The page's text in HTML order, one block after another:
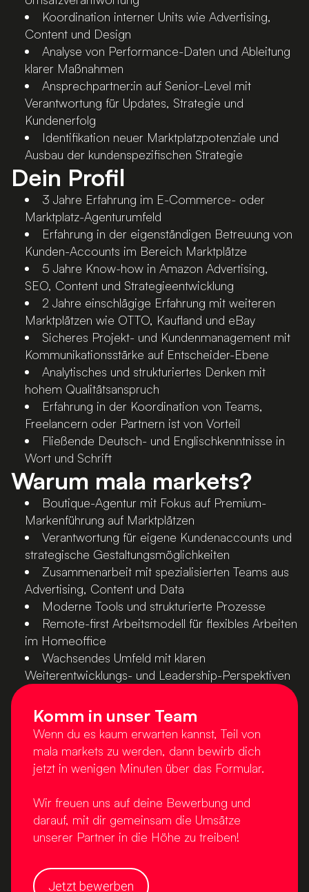
Koordination interner Units wie Advertising,
Content und Design
Analyse von Performance-Daten und Ableitung
klarer Maßnahmen
Ansprechpartner:in auf Senior-Level mit
Verantwortung für Updates, Strategie und
Kundenerfolg
Identifikation neuer Marktplatzpotenziale und
Ausbau der kundenspezifischen Strategie
Dein Profil
3 Jahre Erfahrung im E-Commerce- oder
Marktplatz-Agenturumfeld
Erfahrung in der eigenständigen Betreuung von
Kunden-Accounts im Bereich Marktplätze
5 Jahre Know-how in Amazon Advertising,
SEO, Content und Strategieentwicklung
2 Jahre einschlägige Erfahrung mit weiteren
Marktplätzen wie OTTO, Kaufland und eBay
Sicheres Projekt- und Kundenmanagement mit
Kommunikationsstärke auf Entscheider-Ebene
Analytisches und strukturiertes Denken mit
hohem Qualitätsanspruch
Erfahrung in der Koordination von Teams,
Freelancern oder Partnern ist von Vorteil
Fließende Deutsch- und Englischkenntnisse in
Wort und Schrift
Warum mala markets?
Boutique-Agentur mit Fokus auf Premium-
Markenführung auf Marktplätzen
Verantwortung für eigene Kundenaccounts und
strategische Gestaltungsmöglichkeiten
Zusammenarbeit mit spezialisierten Teams aus
Advertising, Content und Data
Moderne Tools und strukturierte Prozesse
Remote-first Arbeitsmodell für flexibles Arbeiten
im Homeoffice
Wachsendes Umfeld mit klaren
Weiterentwicklungs- und Leadership-Perspektiven
Komm in unser Team
Wenn du es kaum erwarten kannst, Teil von
mala markets zu werden, dann bewirb dich
jetzt in wenigen Minuten über das Formular.
Wir freuen uns auf deine Bewerbung und
darauf, mit dir gemeinsam die Umsätze
unserer Partner in die Höhe zu treiben!
Jetzt bewerben